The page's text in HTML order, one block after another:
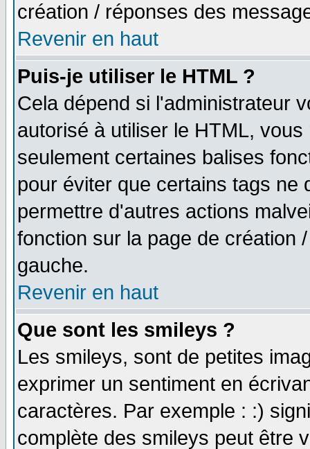
création / réponses des
Revenir en haut
Puis-je utiliser le HTML ?
Cela dépend si l'administrateur
autorisé à utiliser le HTML,
seulement certaines balises
pour éviter que certains tags ne
permettre d'autres actions
fonction sur la page de création
gauche.
Revenir en haut
Que sont les smileys ?
Les smileys, sont de petites
exprimer un sentiment en
caractères. Par exemple : :)
complète des smileys peut être